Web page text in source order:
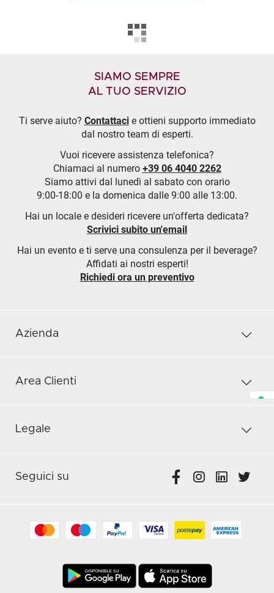
SIAMO SEMPRE
AL TUO SERVIZIO
Ti serve aiuto? Contattacie ottieni supporto immediato
dal nostro team di esperti.
Vuoi ricevere assistenza telefonica?
Chiamaci al numero +39 06 4040 2262
Siamo attivi dal lunedì al sabato con orario
9:00-18:00 e la domenica dalle 9:00 alle 13:00.
Hai un locale e desideri ricevere un'offerta dedicata?
Scrivici subito un'email
Hai un evento e ti serve una consulenza per il beverage?
Affidati ai nostri esperti!
Richiedi ora un preventivo
Azienda
Area Clienti
Legale
Seguici su